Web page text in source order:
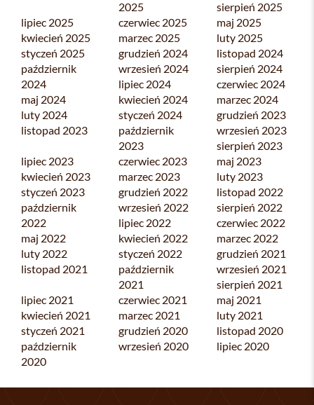
2025
sierpień 2025
lipiec 2025
czerwiec 2025
maj 2025
kwiecień 2025
marzec 2025
luty 2025
styczeń 2025
grudzień 2024
listopad 2024
październik
2024
wrzesień 2024
sierpień 2024
lipiec 2024
czerwiec 2024
maj 2024
kwiecień 2024
marzec 2024
luty 2024
styczeń 2024
grudzień 2023
listopad 2023
październik
2023
wrzesień 2023
sierpień 2023
lipiec 2023
czerwiec 2023
maj 2023
kwiecień 2023
marzec 2023
luty 2023
styczeń 2023
grudzień 2022
listopad 2022
październik
2022
wrzesień 2022
sierpień 2022
lipiec 2022
czerwiec 2022
maj 2022
kwiecień 2022
marzec 2022
luty 2022
styczeń 2022
grudzień 2021
listopad 2021
październik
2021
wrzesień 2021
sierpień 2021
lipiec 2021
czerwiec 2021
maj 2021
kwiecień 2021
marzec 2021
luty 2021
styczeń 2021
grudzień 2020
listopad 2020
październik
2020
wrzesień 2020 lipiec 2020